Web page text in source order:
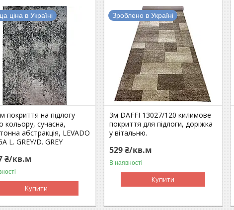
ціна в Україні
покриття на підлогу
кольору, сучасна,
абстракція, LEVADO
L. GREY/D. GREY
₴/кв.м
Купити
Зроблено в Україні
3м DAFFI 13027/120 килимове
покриття для підлоги, доріжка
у вітальню.
529 ₴/кв.м
В наявності
Купити